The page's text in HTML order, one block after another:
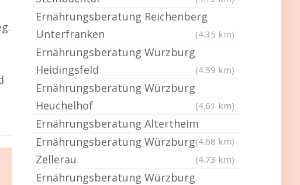
Ernährungsberatung Reichenberg
Unterfranken
(4.35 km)
Ernährungsberatung Würzburg
Heidingsfeld
(4.59 km)
Ernährungsberatung Würzburg
Heuchelhof
(4.61 km)
Ernährungsberatung Altertheim
(4.68 km)
Ernährungsberatung Würzburg
Zellerau
(4.73 km)
Ernährungsberatung Würzburg